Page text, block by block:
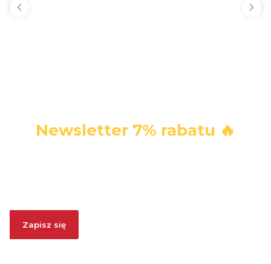
Newsletter 7% rabatu 🔥
Zapisz się